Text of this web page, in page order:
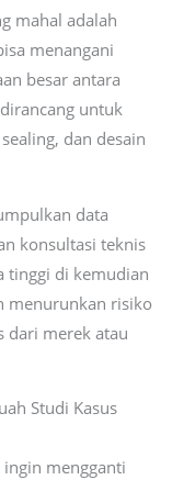
mahal adalah
menangani
besar antara
untuk
dan desain
data
konsultasi teknis
tinggi di kemudian
menurunkan risiko
dari merek atau
Studi Kasus
ingin mengganti